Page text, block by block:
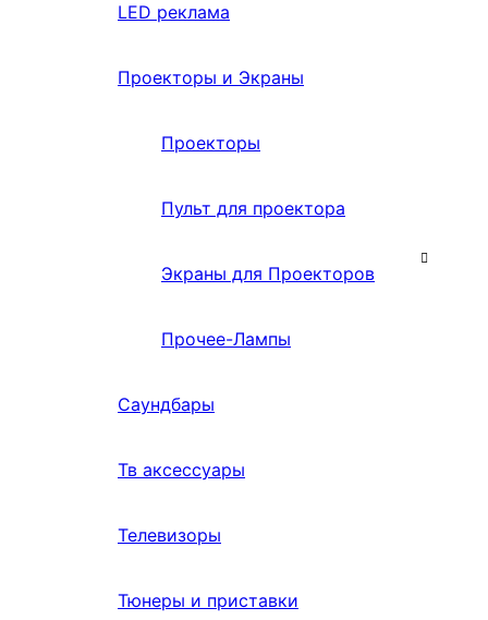
LED реклама
Проекторы и Экраны
Проекторы
Пульт для проектора
Экраны для Проекторов
Прочее-Лампы
Саундбары
Тв аксессуары
Телевизоры
Тюнеры и приставки